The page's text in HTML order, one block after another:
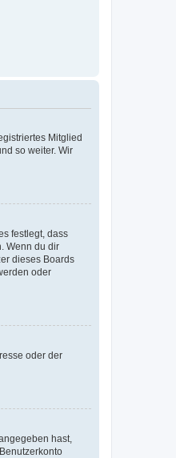
Mitglied
so weiter. Wir
festlegt, dass
Wenn du dir
dieses Boards
oder
oder der
hast,